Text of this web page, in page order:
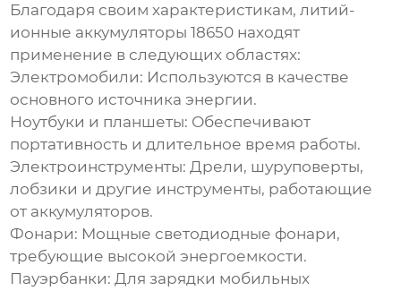
Благодаря своим характеристикам,литий-
ионные аккумуляторы 18650 находят
применение в следующих областях:
Электромобили: Используются в качестве
основного источника энергии.
Ноутбуки и планшеты: Обеспечивают
портативность и длительное время работы.
Электроинструменты: Дрели, шуруповерты,
лобзики и другие инструменты, работающие
от аккумуляторов.
Фонари: Мощные светодиодные фонари,
требующие высокой энергоемкости.
Пауэрбанки: Для зарядки мобильных